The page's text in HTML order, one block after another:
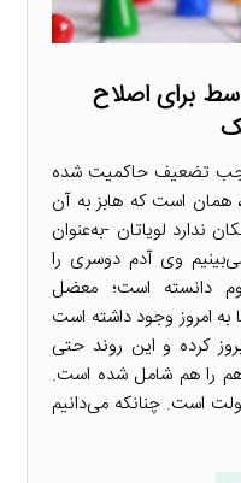
برای اصلاح
تضعیف حاکمیت شده
همان است که هابز به آن
ندارد لویاتان -به‌عنوان
وی آدم دوسری را
دانسته است؛ معضل
به امروز وجود داشته است
کرده و این روند حتی
را هم شامل شده است.
است. چنانکه می‌دانیم